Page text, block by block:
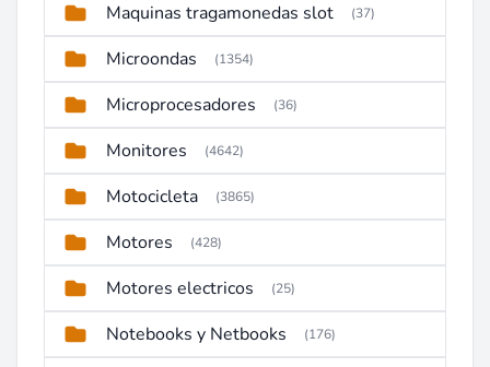
Maquinas tragamonedas slot (37)
Microondas (1354)
Microprocesadores (36)
Monitores (4642)
Motocicleta (3865)
Motores (428)
Motores electricos (25)
Notebooks y Netbooks (176)